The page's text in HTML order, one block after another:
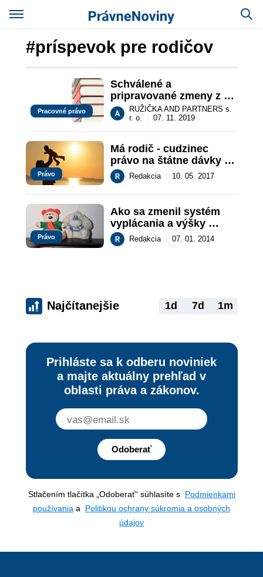
#príspevok pre rodičov
Pracovné právo
Schválené a
pripravované zmeny z
oblasti pracovného
práva
RUŽIČKA AND PARTNERS s.
r. o.
07. 11. 2019
Právo
Má rodič - cudzinec
právo na štátne dávky
pre dieťa?
Redakcia 10. 05. 2017
Právo
Ako sa zmenil systém
vyplácania a výšky
príspevkov pre rodičov?
Redakcia 07. 01. 2014
Najčítanejšie 1d 7d 1m
Prihláste sa k odberu noviniek
a majte aktuálny prehľad v
oblasti práva a zákonov.
Odoberať
Stlačením tlačítka „Odoberať“ súhlasíte s Podmienkami
používania a Politikou ochrany súkromia a osobných
údajov